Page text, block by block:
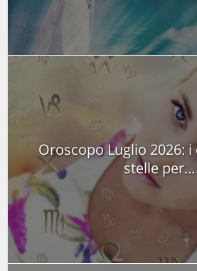
Oroscopo Luglio 2026:
stelle per...